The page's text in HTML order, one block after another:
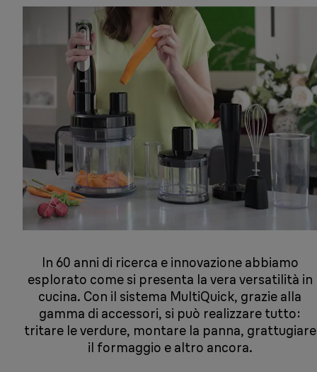
In 60 anni di ricerca e innovazione abbiamo
esplorato come si presenta la vera versatilità in
cucina. Con il sistema MultiQuick, grazie alla
gamma di accessori, si può realizzare tutto:
tritare le verdure, montare la panna, grattugiare
il formaggio e altro ancora.